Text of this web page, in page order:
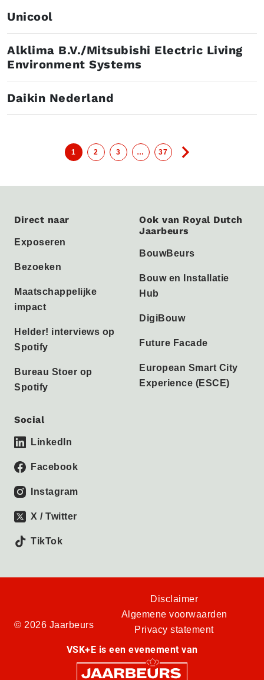
Unicool
Alklima B.V./Mitsubishi Electric Living
Environment Systems
Daikin Nederland
1 2 3 … 37
Direct naar
Exposeren
Bezoeken
Maatschappelijke
impact
Helder! interviews op
Spotify
Bureau Stoer op
Spotify
Ook van Royal Dutch
Jaarbeurs
BouwBeurs
Bouw en Installatie
Hub
DigiBouw
Future Facade
European Smart City
Experience (ESCE)
Social
LinkedIn
Facebook
Instagram
X / Twitter
TikTok
© 2026 Jaarbeurs
Disclaimer
Algemene voorwaarden
Privacy statement
VSK+E is een evenement van